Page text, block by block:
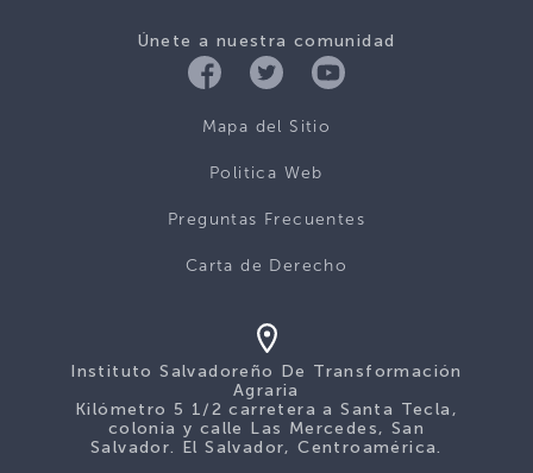
Únete a nuestra comunidad
Mapa del Sitio
Politica Web
Preguntas Frecuentes
Carta de Derecho
Instituto Salvadoreño De Transformación
Agraria
Kilómetro 5 1/2 carretera a Santa Tecla,
colonia y calle Las Mercedes, San
Salvador. El Salvador, Centroamérica.